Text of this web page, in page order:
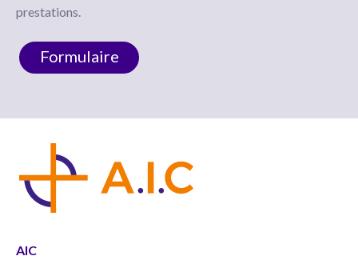
prestations.
Formulaire
AIC